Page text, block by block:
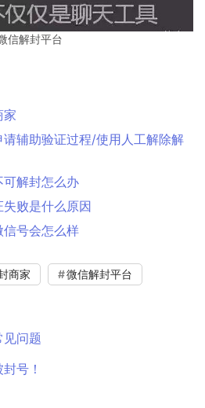
信解封平台
家
辅助验证过程/使用人工解除解
解封怎么办
败是什么原因
号会怎么样
商家
微信解封平台
见问题
号！